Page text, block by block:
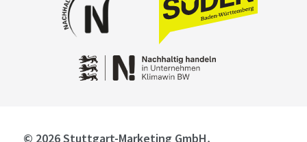
© 2026 Stuttgart-Marketing GmbH,